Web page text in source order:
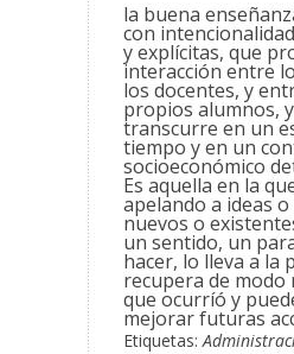
la buena
con
y explícitas, que
interacción entre
los docentes, y
propios alumnos,
transcurre en un
tiempo y en un
socioeconómico
Es aquella en la
apelando a ideas
nuevos o
un sentido, un
hacer, lo lleva a la
recupera de modo
que ocurríó y
mejorar futuras
Etiquetas: